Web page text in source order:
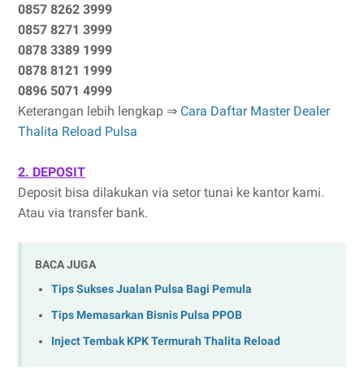
0857 8262 3999
0857 8271 3999
0878 3389 1999
0878 8121 1999
0896 5071 4999
Keterangan lebih lengkap ⇒ Cara Daftar Master Dealer
Thalita Reload Pulsa
2. DEPOSIT
Deposit bisa dilakukan via setor tunai ke kantor kami.
Atau via transfer bank.
BACA JUGA
Tips Sukses Jualan Pulsa Bagi Pemula
Tips Memasarkan Bisnis Pulsa PPOB
Inject Tembak KPK Termurah Thalita Reload